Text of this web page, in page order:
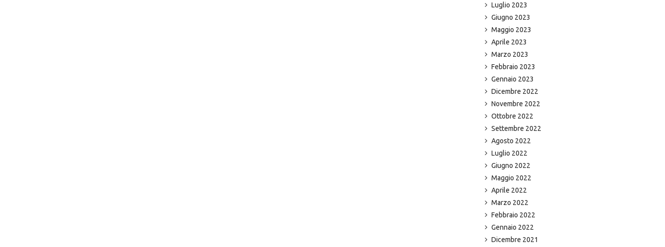
Luglio 2023
Giugno 2023
Maggio 2023
Aprile 2023
Marzo 2023
Febbraio 2023
Gennaio 2023
Dicembre 2022
Novembre 2022
Ottobre 2022
Settembre 2022
Agosto 2022
Luglio 2022
Giugno 2022
Maggio 2022
Aprile 2022
Marzo 2022
Febbraio 2022
Gennaio 2022
Dicembre 2021